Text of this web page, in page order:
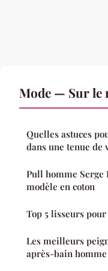
Mode — Sur le
Quelles astuces
dans une tenue de
Pull homme Serge
modèle en coton
Top 5 lisseurs
Les meilleurs
après-bain homme